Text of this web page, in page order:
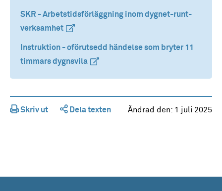
SKR - Arbetstidsförläggning inom dygnet-runt-
verksamhet (extern länk)
(extern länk)
Instruktion - oförutsedd händelse som bryter 11
timmars dygnsvila (extern länk)
(extern länk)
Skriv ut Dela texten Ändrad den: 1 juli 2025